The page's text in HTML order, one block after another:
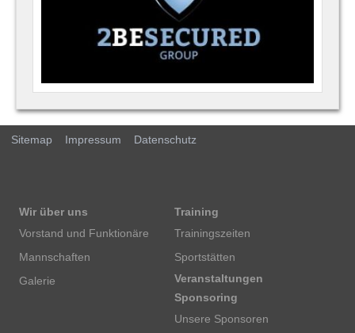
Sitemap Impressum Datenschutz
Wir über uns
Vorstand und Funktionäre
Mannschaften
Galerie
Training
Trainingszeiten
Sportstätten
Veranstaltungen
Sponsoring
Unsere Sponsoren